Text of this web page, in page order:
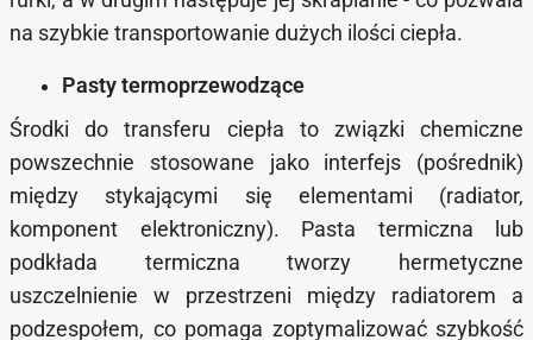
na szybkie transportowanie dużych ilości ciepła.
Pasty termoprzewodzące
Środki do transferu ciepła to związki chemiczne
powszechnie stosowane jako interfejs (pośrednik)
między stykającymi się elementami (radiator,
komponent elektroniczny). Pasta termiczna lub
podkłada termiczna tworzy hermetyczne
uszczelnienie w przestrzeni między radiatorem a
podzespołem, co pomaga zoptymalizować szybkość